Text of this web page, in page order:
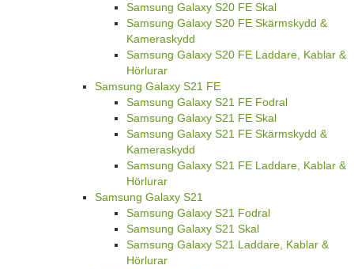
Samsung Galaxy S20 FE Skal
Samsung Galaxy S20 FE Skärmskydd &
Kameraskydd
Samsung Galaxy S20 FE Laddare, Kablar &
Hörlurar
Samsung Galaxy S21 FE
Samsung Galaxy S21 FE Fodral
Samsung Galaxy S21 FE Skal
Samsung Galaxy S21 FE Skärmskydd &
Kameraskydd
Samsung Galaxy S21 FE Laddare, Kablar &
Hörlurar
Samsung Galaxy S21
Samsung Galaxy S21 Fodral
Samsung Galaxy S21 Skal
Samsung Galaxy S21 Laddare, Kablar &
Hörlurar